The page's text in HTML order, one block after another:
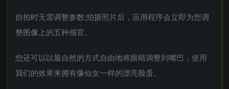
自拍时无需调整参数;拍摄照片后，应用程序会立即为您调
整图像上的五种感官。
您还可以以最自然的方式自由地将眼睛调整到嘴巴，使用
我们的效果来拥有像仙女一样的漂亮脸蛋。